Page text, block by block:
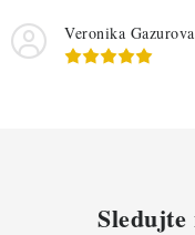
Veronika Gazurova